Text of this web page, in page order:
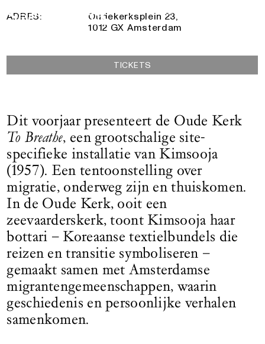
Logo See All This, linkt naar de homepage
24 Mei 2025 — 9 November 2025
ADRES:
Oudekerksplein 23,
1012 GX Amsterdam
TICKETS
Dit voorjaar presenteert de Oude Kerk
To Breathe, een grootschalige site-
specifieke installatie van Kimsooja
(1957). Een tentoonstelling over
migratie, onderweg zijn en thuiskomen.
In de Oude Kerk, ooit een
zeevaarderskerk, toont Kimsooja haar
bottari – Koreaanse textielbundels die
reizen en transitie symboliseren –
gemaakt samen met Amsterdamse
migrantengemeenschappen, waarin
geschiedenis en persoonlijke verhalen
samenkomen.